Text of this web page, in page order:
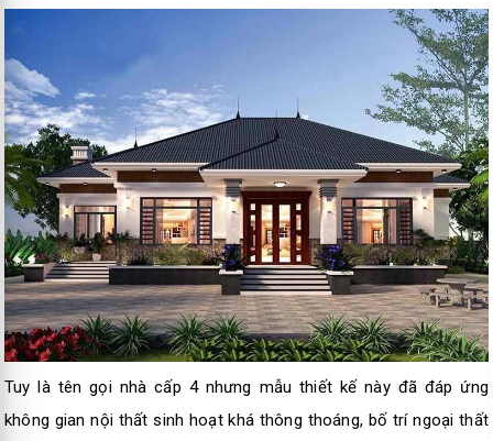
Tuy là tên gọi nhà cấp 4 nhưng mẫu thiết kế này đã đáp ứng
không gian nội thất sinh hoạt khá thông thoáng, bố trí ngoại thất